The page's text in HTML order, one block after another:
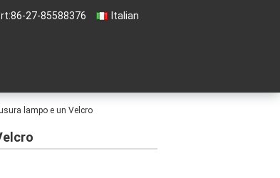
Italian
86-27-85588376
lampo e un Velcro